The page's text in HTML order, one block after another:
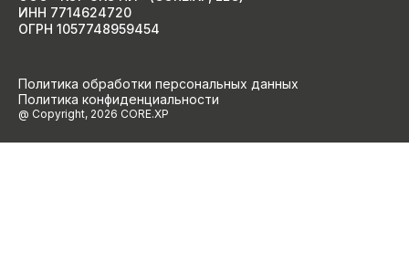
ИНН 7714624720
ОГРН 1057748959454
Политика обработки персональных данных
Политика конфиденциальности
@ Copyright, 2026 CORE.XP